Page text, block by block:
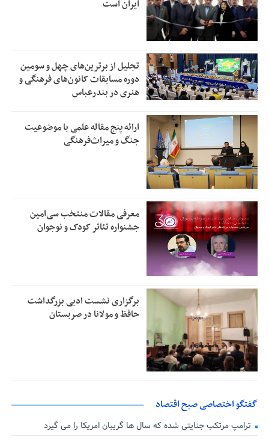
ایران است
تجلیل از بر‌ترین‌های چهل و سومین
دوره مسابقات کانون‌های فرهنگی و
هنری در بندرعباس
ارائه پنج مقاله علمی با موضوعیت
جنگ و میراث‌فرهنگی
معرفی مقالات منتخب سی‌امین
جشنواره تئاتر کودک و نوجوان
برگزاری نشست ادبی بزرگداشت
حافظ و مولانا در صربستان
گفتگو اختصاصی صبح اقتصاد
ترامپ مرتکب جنایتی شده که سال ها گریبان امریکا را می گیرد